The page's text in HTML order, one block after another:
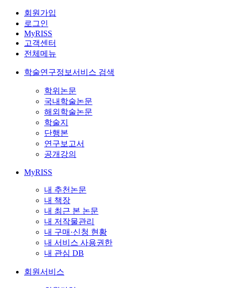
회원가입
로그인
MyRISS
고객센터
전체메뉴
학술연구정보서비스 검색
학위논문
국내학술논문
해외학술논문
학술지
단행본
연구보고서
공개강의
MyRISS
내 추천논문
내 책장
내 최근 본 논문
내 저작물관리
내 구매·신청 현황
내 서비스 사용권한
내 관심 DB
회원서비스